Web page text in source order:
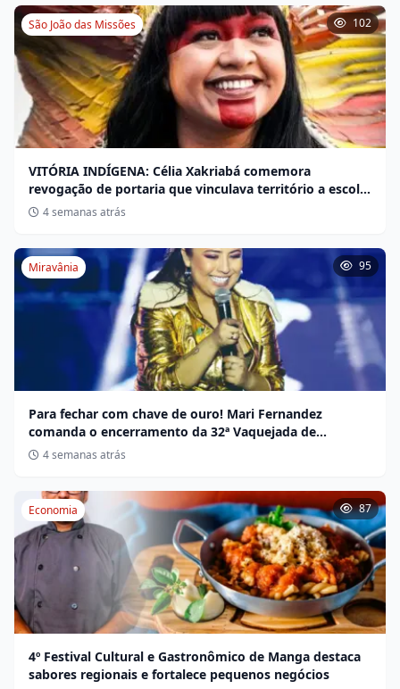
São João das Missões 102
VITÓRIA INDÍGENA: Célia Xakriabá comemora
revogação de portaria que vinculava território a escola
não indígena
4 semanas atrás
Miravânia 95
Para fechar com chave de ouro! Mari Fernandez
comanda o encerramento da 32ª Vaquejada de
Miravânia hoje
4 semanas atrás
Economia 87
4º Festival Cultural e Gastronômico de Manga destaca
sabores regionais e fortalece pequenos negócios